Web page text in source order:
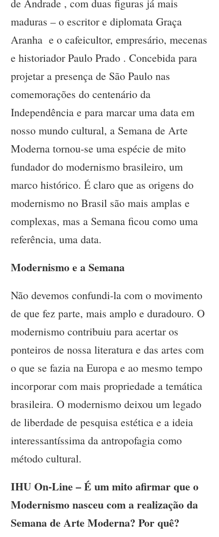
de Andrade , com duas figuras já mais
maduras – o escritor e diplomata Graça
Aranha e o cafeicultor, empresário, mecenas
e historiador Paulo Prado . Concebida para
projetar a presença de São Paulo nas
comemorações do centenário da
Independência e para marcar uma data em
nosso mundo cultural, a Semana de Arte
Moderna tornou-se uma espécie de mito
fundador do modernismo brasileiro, um
marco histórico. É claro que as origens do
modernismo no Brasil são mais amplas e
complexas, mas a Semana ficou como uma
referência, uma data.
Modernismo e a Semana
Não devemos confundi-la com o movimento
de que fez parte, mais amplo e duradouro. O
modernismo contribuiu para acertar os
ponteiros de nossa literatura e das artes com
o que se fazia na Europa e ao mesmo tempo
incorporar com mais propriedade a temática
brasileira. O modernismo deixou um legado
de liberdade de pesquisa estética e a ideia
interessantíssima da antropofagia como
método cultural.
IHU On-Line – É um mito afirmar que o
Modernismo nasceu com a realização da
Semana de Arte Moderna? Por quê?